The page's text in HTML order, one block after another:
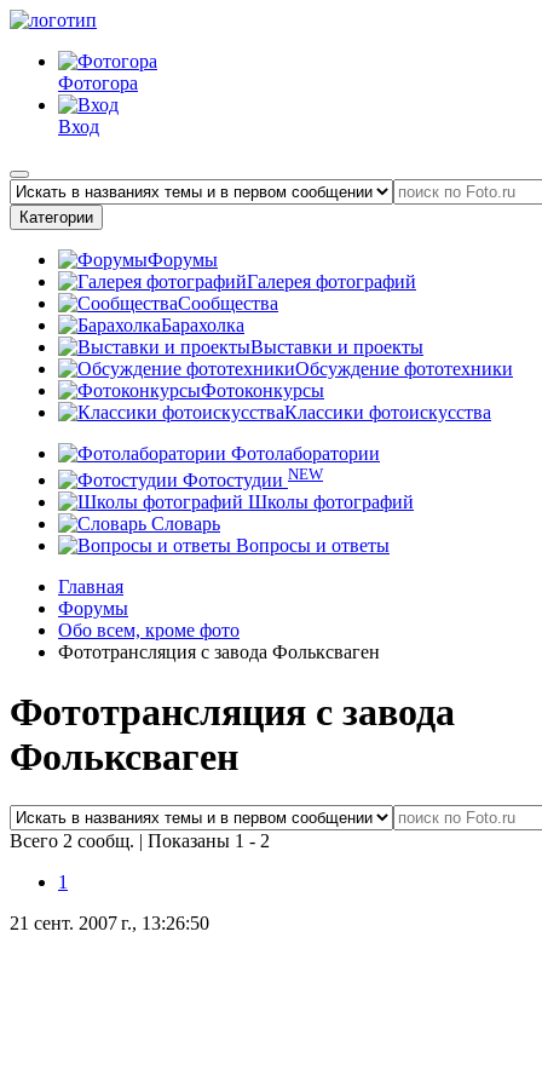
Фотогора
Вход
Категории
Форумы
Галерея фотографий
Сообщества
Барахолка
Выставки и проекты
Обсуждение фототехники
Фотоконкурсы
Классики фотоискусства
Фотолаборатории
Фотостудии NEW
Школы фотографий
Словарь
Вопросы и ответы
Главная
Форумы
Обо всем, кроме фото
Фототрансляция с завода Фольксваген
Фототрансляция с завода
Фольксваген
Всего 2 сообщ. | Показаны 1 - 2
1
21 сент. 2007 г., 13:26:50